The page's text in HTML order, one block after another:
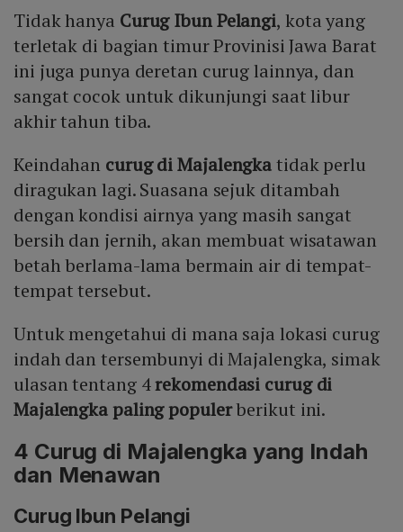
Tidak hanya Curug Ibun Pelangi, kota yang
terletak di bagian timur Provinisi Jawa Barat
ini juga punya deretan curug lainnya, dan
sangat cocok untuk dikunjungi saat libur
akhir tahun tiba.
Keindahan curug di Majalengkatidak perlu
diragukan lagi. Suasana sejuk ditambah
dengan kondisi airnya yang masih sangat
bersih dan jernih, akan membuat wisatawan
betah berlama-lama bermain air di tempat-
tempat tersebut.
Untuk mengetahui di mana saja lokasi curug
indah dan tersembunyi di Majalengka, simak
ulasan tentang 4rekomendasi curug di
Majalengka paling populerberikut ini.
4 Curug di Majalengka yang Indah
dan Menawan
Curug Ibun Pelangi